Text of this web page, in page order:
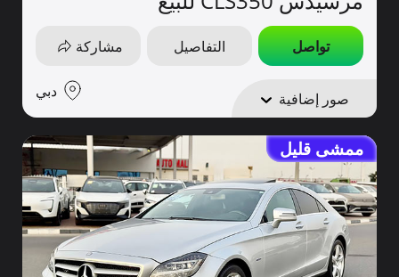
تواصل التفاصيل مشاركة
صور إضافية دبي
ممشى قليل